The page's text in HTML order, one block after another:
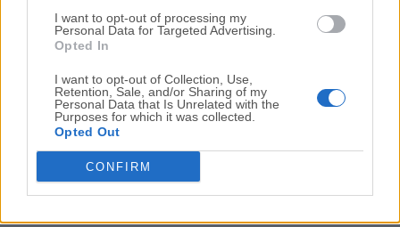
I want to opt-out of processing my
Personal Data for Targeted Advertising.
Opted In
I want to opt-out of Collection, Use,
Retention, Sale, and/or Sharing of my
Personal Data that Is Unrelated with the
Purposes for which it was collected.
Opted Out
CONFIRM
Interfaz sencilla e intuitiva.
Rápido, ligero y optimizado para su uso en
portátiles modernos.
Disponible para todas las versiones modernas de
Windows OS (7, Vista, 8, 10 u 11, tanto de 32 bits
como de 64 bits).
¡100% GRATIS!
PROS